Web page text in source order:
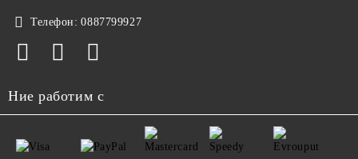
Телефон: 0887799927
Ние работим с